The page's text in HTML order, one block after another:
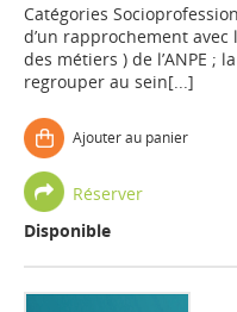
Catégories
d’un rapprochement
des métiers ) de l’ANPE ;
regrouper au sein[...]
Ajouter au panier
Réserver
Disponible